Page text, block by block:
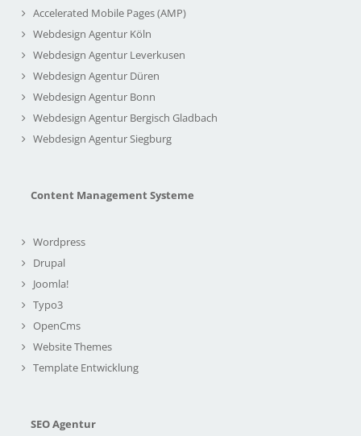
Accelerated Mobile Pages (AMP)
Webdesign Agentur Köln
Webdesign Agentur Leverkusen
Webdesign Agentur Düren
Webdesign Agentur Bonn
Webdesign Agentur Bergisch Gladbach
Webdesign Agentur Siegburg
Content Management Systeme
Wordpress
Drupal
Joomla!
Typo3
OpenCms
Website Themes
Template Entwicklung
SEO Agentur